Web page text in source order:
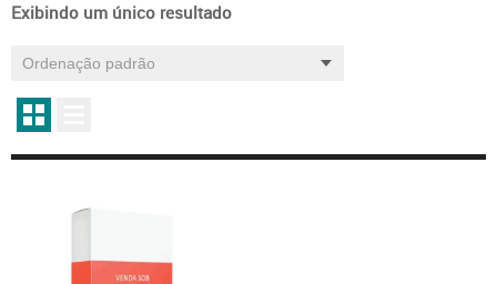
Exibindo um único resultado